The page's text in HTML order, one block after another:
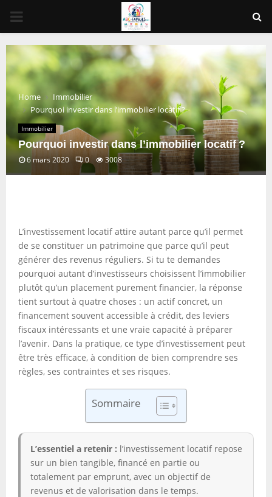
PRIMARY
MENU
Home
Immobilier
Pourquoi investir dans l’immobilier locatif ?
Immobilier
Pourquoi investir dans l’immobilier locatif ?
6 mars 2020 0 3008
L’investissement locatif attire autant parce qu’il permet
de se constituer un patrimoine que parce qu’il peut
générer des revenus réguliers. Si tu te demandes
pourquoi autant d’investisseurs choisissent l’immobilier
plutôt qu’un placement purement financier, la réponse
tient surtout à quatre choses : un actif concret, un
financement souvent accessible à crédit, des leviers
fiscaux intéressants et une vraie capacité à préparer
l’avenir. Dans la pratique, ce type d’investissement peut
être très efficace, à condition de bien comprendre ses
règles, ses contraintes et ses risques.
Sommaire
L’essentiel a retenir : l’investissement locatif repose
sur un bien tangible, financé en partie ou
totalement par emprunt, avec un objectif de
revenus et de valorisation dans le temps.